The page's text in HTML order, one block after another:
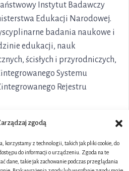
zgodą
korzystamy z technologii, takich jak pliki cookie, do
do informacji o urządzeniu. Zgoda na te
dane, takie jak zachowanie podczas przeglądania
Instytut Badawczy
Edukacji Narodowej.
badania naukowe i
edukacji, nauk
ścisłych i przyrodniczych,
Systemu
Rejestru